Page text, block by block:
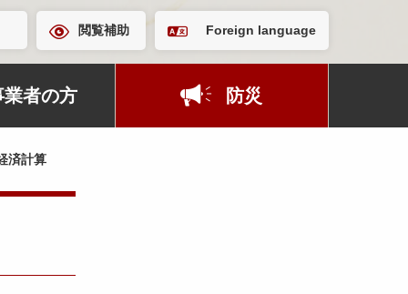
閲覧補助 Foreign language
業者の方 防災
済計算